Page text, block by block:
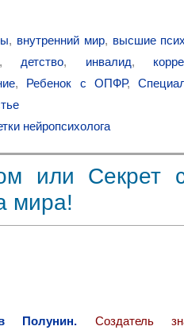
, внутренний мир, высшие
, детство, инвалид,
, Ребенок с ОПФР,
нейропсихолога
или Секрет
мира!
Полунин. Создатель